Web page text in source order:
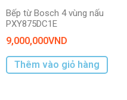
Bếp từ Bosch 4 vùng nấu
PXY875DC1E
9,000,000VND
Thêm vào giỏ hàng